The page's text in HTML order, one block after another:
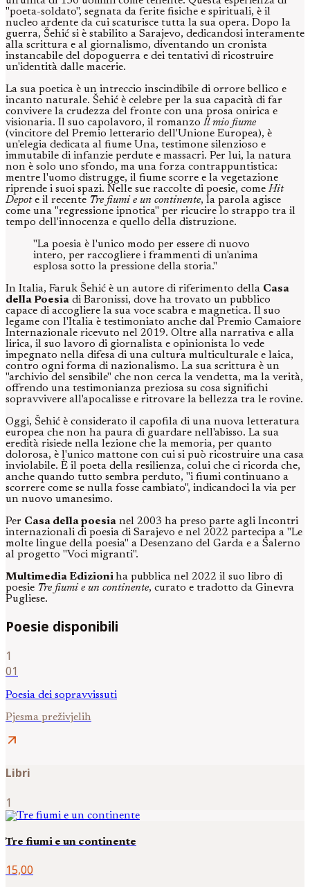
"poeta-soldato", segnata da ferite fisiche e spirituali, è il
nucleo ardente da cui scaturisce tutta la sua opera. Dopo la
guerra, Šehić si è stabilito a Sarajevo, dedicandosi interamente
alla scrittura e al giornalismo, diventando un cronista
instancabile del dopoguerra e dei tentativi di ricostruire
un'identità dalle macerie.
La sua poetica è un intreccio inscindibile di orrore bellico e
incanto naturale. Šehić è celebre per la sua capacità di far
convivere la crudezza del fronte con una prosa onirica e
visionaria. Il suo capolavoro, il romanzo Il mio fiume
(vincitore del Premio letterario dell'Unione Europea), è
un'elegia dedicata al fiume Una, testimone silenzioso e
immutabile di infanzie perdute e massacri. Per lui, la natura
non è solo uno sfondo, ma una forza contrappuntistica:
mentre l'uomo distrugge, il fiume scorre e la vegetazione
riprende i suoi spazi. Nelle sue raccolte di poesie, come Hit
Depote il recente Tre fiumi e un continente, la parola agisce
come una "regressione ipnotica" per ricucire lo strappo tra il
tempo dell'innocenza e quello della distruzione.
"La poesia è l'unico modo per essere di nuovo
intero, per raccogliere i frammenti di un'anima
esplosa sotto la pressione della storia."
In Italia, Faruk Šehić è un autore di riferimento della Casa
della Poesia di Baronissi, dove ha trovato un pubblico
capace di accogliere la sua voce scabra e magnetica. Il suo
legame con l'Italia è testimoniato anche dal Premio Camaiore
Internazionale ricevuto nel 2019. Oltre alla narrativa e alla
lirica, il suo lavoro di giornalista e opinionista lo vede
impegnato nella difesa di una cultura multiculturale e laica,
contro ogni forma di nazionalismo. La sua scrittura è un
"archivio del sensibile" che non cerca la vendetta, ma la verità,
offrendo una testimonianza preziosa su cosa significhi
sopravvivere all'apocalisse e ritrovare la bellezza tra le rovine.
Oggi, Šehić è considerato il capofila di una nuova letteratura
europea che non ha paura di guardare nell'abisso. La sua
eredità risiede nella lezione che la memoria, per quanto
dolorosa, è l'unico mattone con cui si può ricostruire una casa
inviolabile. È il poeta della resilienza, colui che ci ricorda che,
anche quando tutto sembra perduto, "i fiumi continuano a
scorrere come se nulla fosse cambiato", indicandoci la via per
un nuovo umanesimo.
Per Casa della poesia nel 2003 ha preso parte agli Incontri
internazionali di poesia di Sarajevo e nel 2022 partecipa a "Le
molte lingue della poesia" a Desenzano del Garda e a Salerno
al progetto "Voci migranti".
Multimedia Edizioniha pubblica nel 2022 il suo libro di
poesie Tre fiumi e un continente, curato e tradotto da Ginevra
Pugliese.
Poesie disponibili
1
01
Poesia dei sopravvissuti
Pjesma preživjelih
arrow_outward
Libri
1
Tre fiumi e un continente
15,00